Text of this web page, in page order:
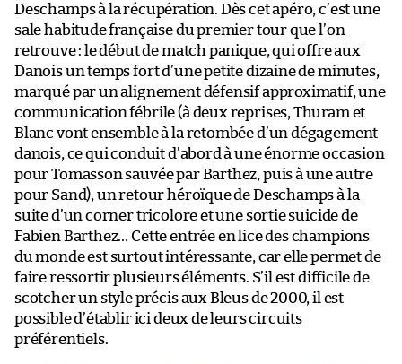
Deschamps à la récupération. Dès cet apéro, c’est une
sale habitude française du premier tour que l’on
retrouve : le début de match panique, qui offre aux
Danois un temps fort d’une petite dizaine de minutes,
marqué par un alignement défensif approximatif, une
communication fébrile (à deux reprises, Thuram et
Blanc vont ensemble à la retombée d’un dégagement
danois, ce qui conduit d’abord à une énorme occasion
pour Tomasson sauvée par Barthez, puis à une autre
pour Sand), un retour héroïque de Deschamps à la
suite d’un corner tricolore et une sortie suicide de
Fabien Barthez… Cette entrée en lice des champions
du monde est surtout intéressante, car elle permet de
faire ressortir plusieurs éléments. S’il est difficile de
scotcher un style précis aux Bleus de 2000, il est
possible d’établir ici deux de leurs circuits
préférentiels.